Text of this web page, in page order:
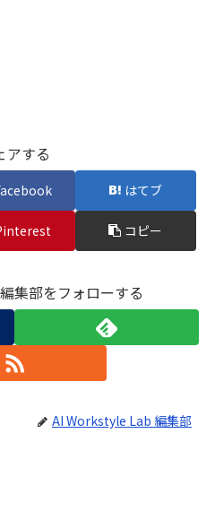
アする
はてブ
コピー
集部をフォローする
AI Workstyle Lab 編集部